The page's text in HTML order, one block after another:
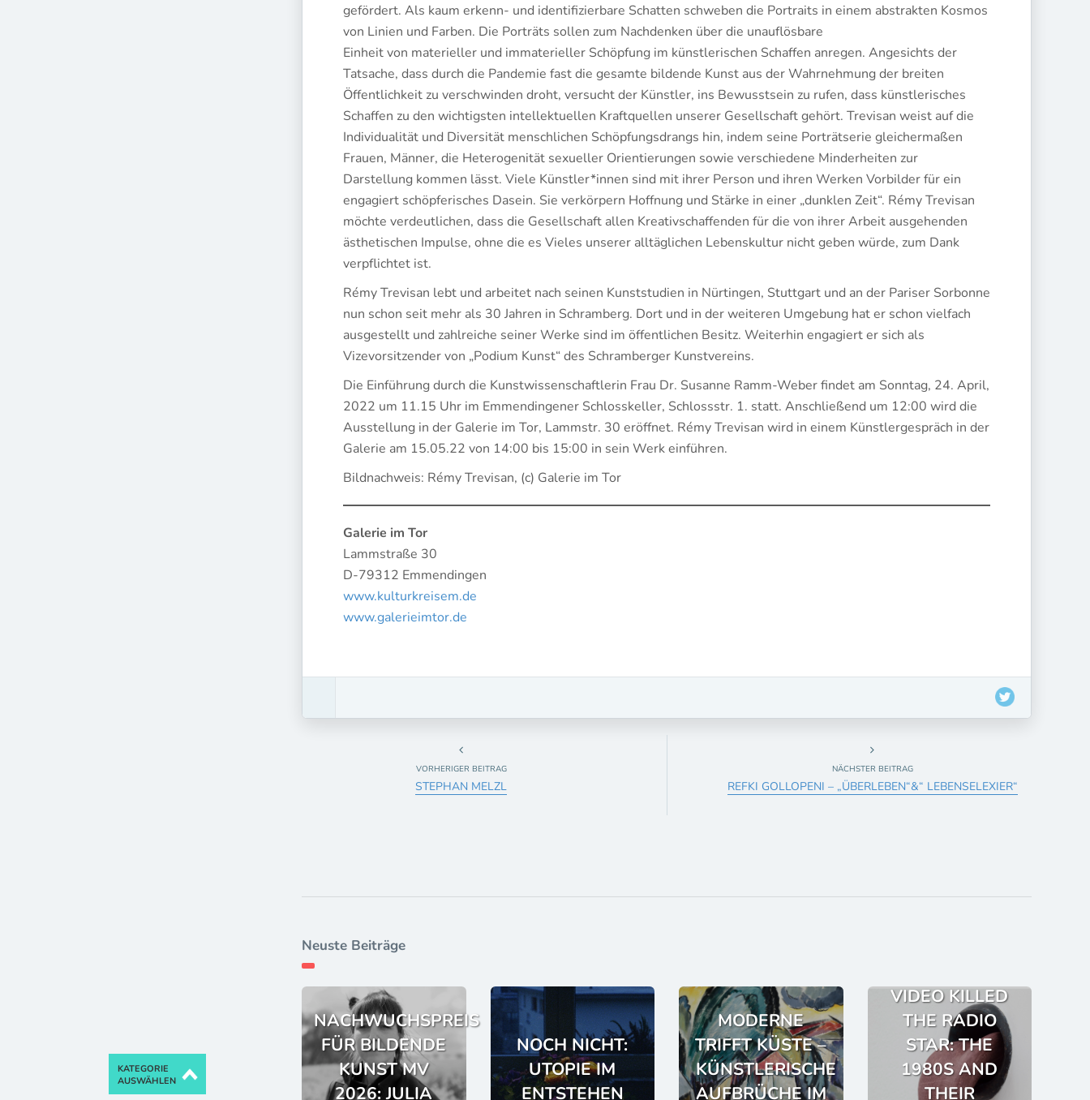
gefördert. Als kaum erkenn- und identifizierbare Schatten schweben die Portraits in einem abstrakten Kosmos
von Linien und Farben. Die Porträts sollen zum Nachdenken über die unauflösbare
Einheit von materieller und immaterieller Schöpfung im künstlerischen Schaffen anregen. Angesichts der
Tatsache, dass durch die Pandemie fast die gesamte bildende Kunst aus der Wahrnehmung der breiten
Öffentlichkeit zu verschwinden droht, versucht der Künstler, ins Bewusstsein zu rufen, dass künstlerisches
Schaffen zu den wichtigsten intellektuellen Kraftquellen unserer Gesellschaft gehört. Trevisan weist auf die
Individualität und Diversität menschlichen Schöpfungsdrangs hin, indem seine Porträtserie gleichermaßen
Frauen, Männer, die Heterogenität sexueller Orientierungen sowie verschiedene Minderheiten zur
Darstellung kommen lässt. Viele Künstler*innen sind mit ihrer Person und ihren Werken Vorbilder für ein
engagiert schöpferisches Dasein. Sie verkörpern Hoffnung und Stärke in einer „dunklen Zeit“. Rémy Trevisan
möchte verdeutlichen, dass die Gesellschaft allen Kreativschaffenden für die von ihrer Arbeit ausgehenden
ästhetischen Impulse, ohne die es Vieles unserer alltäglichen Lebenskultur nicht geben würde, zum Dank
verpflichtet ist.
Rémy Trevisan lebt und arbeitet nach seinen Kunststudien in Nürtingen, Stuttgart und an der Pariser Sorbonne
nun schon seit mehr als 30 Jahren in Schramberg. Dort und in der weiteren Umgebung hat er schon vielfach
ausgestellt und zahlreiche seiner Werke sind im öffentlichen Besitz. Weiterhin engagiert er sich als
Vizevorsitzender von „Podium Kunst“ des Schramberger Kunstvereins.
Die Einführung durch die Kunstwissenschaftlerin Frau Dr. Susanne Ramm-Weber findet am Sonntag, 24. April,
2022 um 11.15 Uhr im Emmendingener Schlosskeller, Schlossstr. 1. statt. Anschließend um 12:00 wird die
Ausstellung in der Galerie im Tor, Lammstr. 30 eröffnet. Rémy Trevisan wird in einem Künstlergespräch in der
Galerie am 15.05.22 von 14:00 bis 15:00 in sein Werk einführen.
Bildnachweis: Rémy Trevisan, (c) Galerie im Tor
Galerie im Tor
Lammstraße 30
D-79312 Emmendingen
www.kulturkreis­em.de
www.galerie­im­tor.de
VORHERIGER BEITRAG
STEPHAN MELZL
NÄCHSTER BEITRAG
REFKI GOLLOPENI – „ÜBERLEBEN“&“ LEBENSELEXIER“
Neuste Beiträge
NACHWUCHSPREIS
FÜR BILDENDE
KUNST MV
2026: JULIA
NOCH NICHT:
UTOPIE IM
ENTSTEHEN
MODERNE
TRIFFT KÜSTE –
KÜNSTLERISCHE
AUFBRÜCHE IM
VIDEO KILLED
THE RADIO
STAR: THE
1980S AND
THEIR
KATEGORIE
AUSWÄHLEN